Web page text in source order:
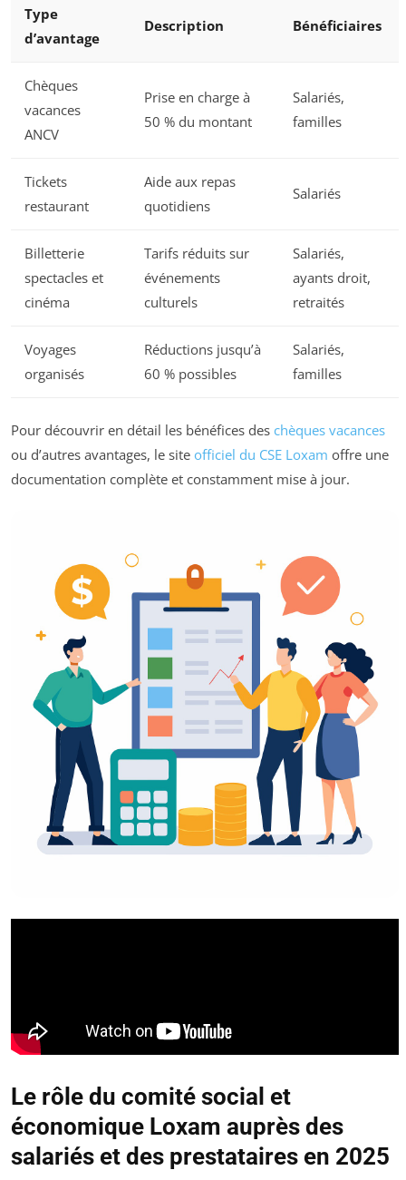
Type
d’avantage
Description Bénéficiaires
Chèques
vacances
ANCV
Prise en charge à
50 % du montant
Salariés,
familles
Tickets
restaurant
Aide aux repas
quotidiens
Salariés
Billetterie
spectacles et
cinéma
Tarifs réduits sur
événements
culturels
Salariés,
ayants droit,
retraités
Voyages
organisés
Réductions jusqu’à
60 % possibles
Salariés,
familles
Pour découvrir en détail les bénéfices des chèques vacances
ou d’autres avantages, le site officiel du CSE Loxam offre une
documentation complète et constamment mise à jour.
Le rôle du comité social et
économique Loxam auprès des
salariés et des prestataires en 2025